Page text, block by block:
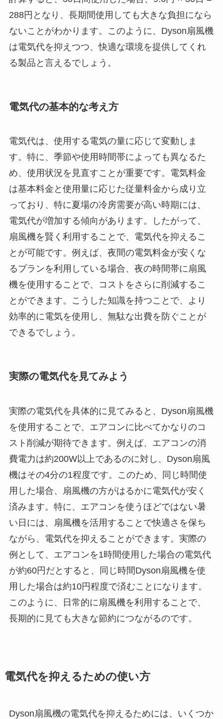
288円となり、長期間使用しても大きな負担になら
ないことがわかります。このように、Dyson扇風機
は電気代を抑えつつ、快適な環境を提供してくれ
る製品と言えるでしょう。
電気代の基本的な考え方
電気代は、使用する電気の量に応じて変動しま
す。特に、季節や使用時間帯によっても異なるた
め、使用状況を見直すことが重要です。電気料金
は基本料金と使用量に応じた従量料金から成り立
っており、特に夏場の冷房需要が高い時期には、
電気代が増加する傾向があります。したがって、
扇風機を賢く利用することで、電気代を抑えるこ
とが可能です。例えば、夜間の電気料金が安くな
るプランを利用している場合、夜の時間帯に扇風
機を使用することで、コストをさらに削減するこ
とができます。こうした知識を持つことで、より
効率的に電気を使用し、無駄な出費を防ぐことが
できるでしょう。
実際の電気代を見てみよう
実際の電気代を具体的に見てみると、Dyson扇風機
を使用することで、エアコンに比べてかなりのコ
スト削減が期待できます。例えば、エアコンの消
費電力は約200W以上であるのに対し、Dyson扇風
機はその4分の1程度です。このため、同じ時間使
用した場合、扇風機の方がはるかに電気代が安く
済みます。特に、エアコンを使うほどではない暑
い日には、扇風機を活用することで快適さを保ち
ながら、電気代を抑えることができます。実際の
例として、エアコンを1時間使用した場合の電気代
が約60円だとすると、同じ時間Dyson扇風機を使
用した場合は約10円程度で済むことになります。
このように、日常的に扇風機を利用することで、
長期的に見ても大きな節約につながるのです。
電気代を抑えるための使い方
Dyson扇風機の電気代を抑えるためには、いくつか